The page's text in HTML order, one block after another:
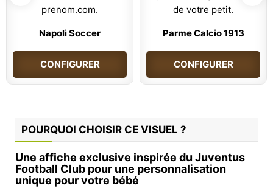
Napoli Soccer
CONFIGURER
Parme Calcio 1913
CONFIGURER
POURQUOI CHOISIR CE VISUEL ?
Une affiche exclusive inspirée du Juventus
Football Club pour une personnalisation
unique pour votre bébé